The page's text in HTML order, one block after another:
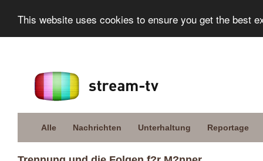
This website uses cookies to ensure you get the best
Alle Nachrichten Unterhaltung Reportage